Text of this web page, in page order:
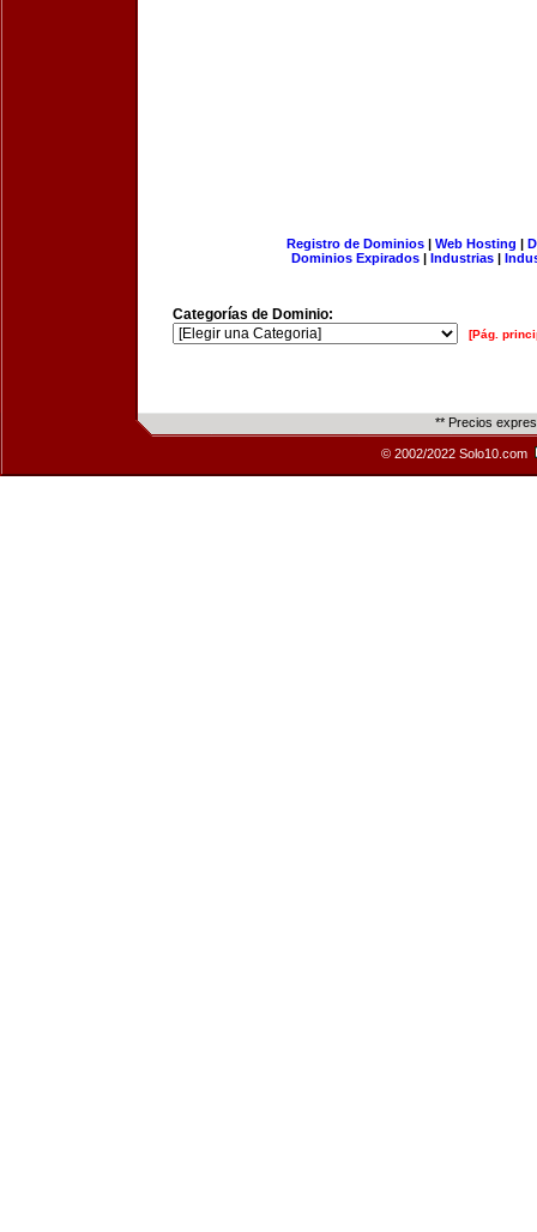
Registro de Dominios| Web Hosting |
Dominios Expirados | Industrias |
Categorías de Dominio:
[Pág.
** Precios
© 2002/2022 Solo10.com